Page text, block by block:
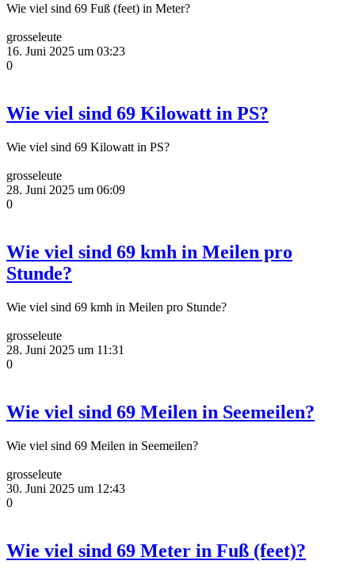
Wie viel sind 69 Fuß (feet) in Meter?
grosseleute
16. Juni 2025 um 03:23
0
Wie viel sind 69 Kilowatt in PS?
Wie viel sind 69 Kilowatt in PS?
grosseleute
28. Juni 2025 um 06:09
0
Wie viel sind 69 kmh in Meilen pro
Stunde?
Wie viel sind 69 kmh in Meilen pro Stunde?
grosseleute
28. Juni 2025 um 11:31
0
Wie viel sind 69 Meilen in Seemeilen?
Wie viel sind 69 Meilen in Seemeilen?
grosseleute
30. Juni 2025 um 12:43
0
Wie viel sind 69 Meter in Fuß (feet)?